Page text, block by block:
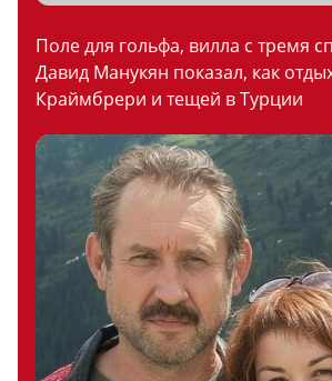
Поле для гольфа, вилла с тремя
Давид Манукян показал, как
Краймбрери и тещей в Турции